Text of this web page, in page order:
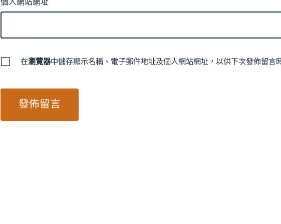
在瀏覽器中儲存顯示名稱、電子郵件地址及個人網站網址，以供下次發佈留言